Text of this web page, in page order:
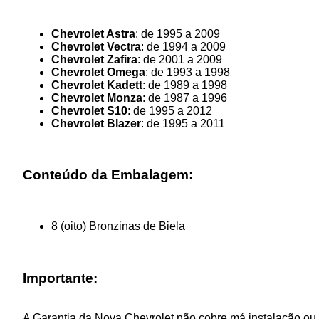
Chevrolet Astra: de 1995 a 2009
Chevrolet Vectra: de 1994 a 2009
Chevrolet Zafira: de 2001 a 2009
Chevrolet Omega: de 1993 a 1998
Chevrolet Kadett: de 1989 a 1998
Chevrolet Monza: de 1987 a 1996
Chevrolet S10: de 1995 a 2012
Chevrolet Blazer: de 1995 a 2011
Conteúdo da Embalagem:
8 (oito) Bronzinas de Biela
Importante: